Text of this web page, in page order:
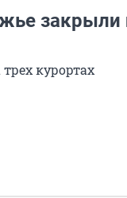
курортах